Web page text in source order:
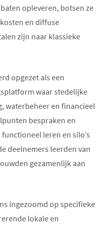
opleveren, botsen ze
en diffuse
zijn naar klassieke
opgezet als een
waar stedelijke
waterbeheer en financieel
bespraken en
leren en silo’s
deelnemers leerden van
gezamenlijk aan
ingezoomd op specifieke
lokale en